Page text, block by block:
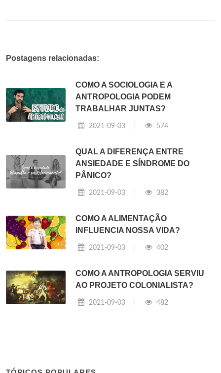
Postagens relacionadas:
COMO A SOCIOLOGIA E A
ANTROPOLOGIA PODEM
TRABALHAR JUNTAS?
2021-09-03 574
QUAL A DIFERENÇA ENTRE
ANSIEDADE E SÍNDROME DO
PÂNICO?
2021-09-03 382
COMO A ALIMENTAÇÃO
INFLUENCIA NOSSA VIDA?
2021-09-03 402
COMO A ANTROPOLOGIA SERVIU
AO PROJETO COLONIALISTA?
2021-09-03 482